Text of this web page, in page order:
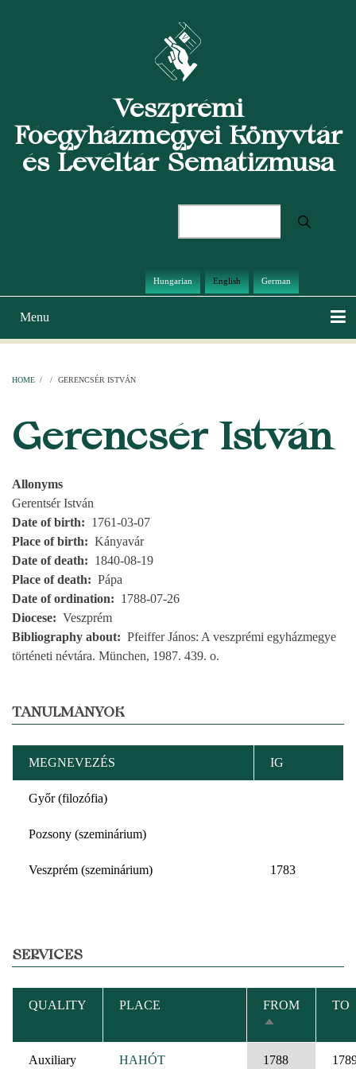
Veszprémi
Főegyházmegyei Könyvtár
és Levéltár Sematizmusa
Hungarian English German
Main
navigation
Menu
HOME / / GERENCSÉR ISTVÁN
Gerencsér István
Allonyms
Gerentsér István
Date of birth
1761-03-07
Place of birth
Kányavár
Date of death
1840-08-19
Place of death
Pápa
Date of ordination
1788-07-26
Diocese
Veszprém
Bibliography about
Pfeiffer János: A veszprémi egyházmegye
történeti névtára. München, 1987. 439. o.
TANULMÁNYOK
MEGNEVEZÉS IG
Győr (filozófia)
Pozsony (szeminárium)
Veszprém (szeminárium) 1783
SERVICES
QUALITY PLACE
FROM
SORT
DESCENDING
TO
Auxiliary HAHÓT 1788